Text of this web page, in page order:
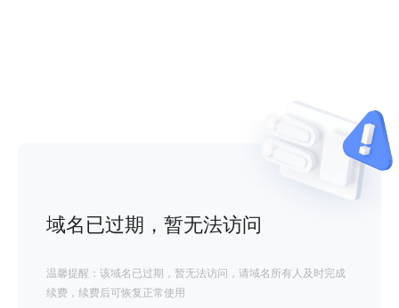
域名已过期，暂无法访问
温馨提醒：该域名已过期，暂无法访问，请域名所有人及时完成
续费，续费后可恢复正常使用